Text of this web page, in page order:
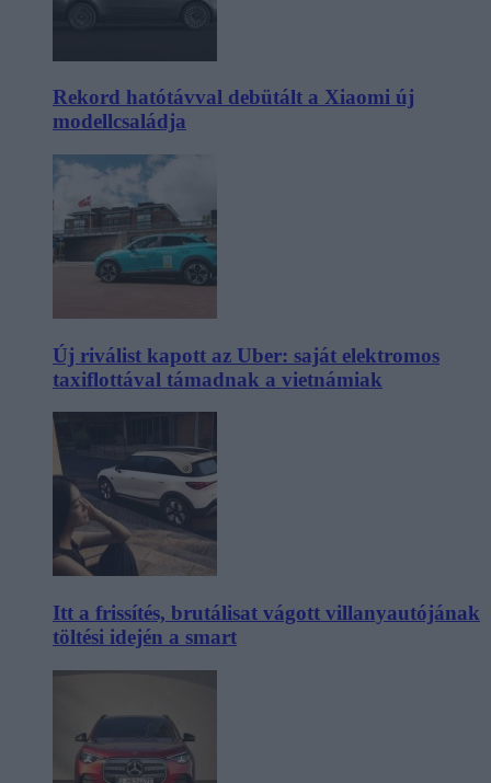
Rekord hatótávval debütált a Xiaomi új
modellcsaládja
Új riválist kapott az Uber: saját elektromos
taxiflottával támadnak a vietnámiak
Itt a frissítés, brutálisat vágott villanyautójának
töltési idején a smart